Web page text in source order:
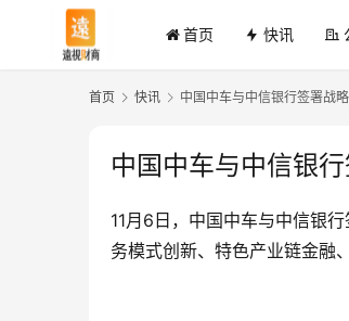
首页 快讯
首页 快讯 中国中车与中信银行签署战
中国中车与中信银
11月6日，中国中车与中信银
务模式创新、特色产业链金融